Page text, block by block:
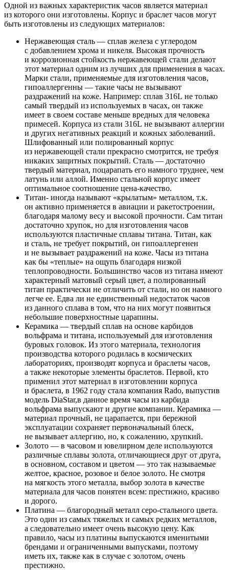
Одной из важных характеристик часов является материал
из которого они изготовлены. Корпус и браслет часов могут
быть изготовлены из следующих материалов:
Нержавеющая сталь — сплав железа с углеродом
с добавлением хрома и никеля. Высокая прочность
и коррозионная стойкость нержавеющей стали делают
этот материал одним из лучших для применения в часах.
Марки стали, применяемые для изготовления часов,
гипоаллергенны — такие часы не вызывают
раздражений на коже. Например: сплав 316L не только
самый твердый из используемых в часах, он также
имеет в своем составе меньше вредных для человека
примесей. Корпуса из стали 316L не вызывают аллергии
и других негативных реакций и кожных заболеваний.
Шлифованный или полированный корпус
из нержавеющей стали прекрасно смотрится, не требуя
никаких защитных покрытий. Сталь — достаточно
твердый материал, поцарапать его намного труднее, чем
латунь или аллой. Именно стальной корпус имеет
оптимальное соотношение цена-качество.
Титан- иногда называют «крылатым» металлом, т.к.
он активно применяется в авиации и ракетостроении,
благодаря малому весу и высокой прочности. Сам титан
достаточно хрупок, но для изготовления часов
используются пластичные сплавы титана. Титан, как
и сталь, не требует покрытий, он гипоаллергенен
и не вызывает раздражений на коже. Часы из титана
как бы «теплые» на ощупь благодаря низкой
теплопроводности. Большинство часов из титана имеют
характерный матовый серый цвет, а полированный
титан практически не отличить от стали, но он намного
легче ее. Едва ли не единственный недостаток часов
из данного сплава в том, что на них могут появиться
небольшие поверхностные царапины.
Керамика — твердый сплав на основе карбидов
вольфрама и титана, используемый для изготовления
буровых головок. Из этого материала, технология
производства которого родилась в космических
лабораториях, производят корпуса и браслеты часов,
а также некоторые элементы браслетов. Первой, кто
применил этот материал в изготовлении корпуса
и браслета, в 1962 году стала компания Rado, выпустив
модель DiaStar,в данное время часы из карбида
вольфрама выпускают и другие компании. Керамика —
материал прочный, не царапается, при бережной
эксплуатации сохраняет первоначальный блеск,
не вызывает аллергию, но, к сожалению, хрупкий.
Золото — в часовом и ювелирном деле используются
различные сплавы золота, отличающиеся друг от друга,
в основном, составом и цветом — это так называемые
желтое, красное, розовое и белое золото. Не смотря
на мягкость этого металла, выбор золота в качестве
материала для часов понятен всем: престижно, красиво
и дорого.
Платина — благородный металл серо-стального цвета.
Это один из самых тяжелых и самых редких металлов,
а следовательно имеет очень высокую цену. Как
правило, часы из платины выпускаются именитыми
брендами и ограниченными выпусками, поэтому
иметь их, также как в случае с золотом, очень
престижно.